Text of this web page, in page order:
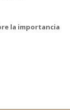
la importancia